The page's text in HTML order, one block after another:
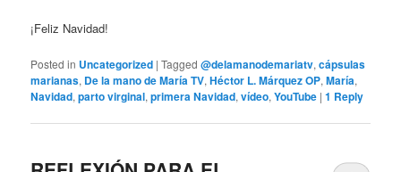
¡Feliz Navidad!
Posted in Uncategorized |Tagged @delamanodemariatv,cápsulas
marianas, De la mano de María TV,Héctor L. Márquez OP,María,
Navidad,parto virginal,primera Navidad,vídeo,YouTube |1 Reply